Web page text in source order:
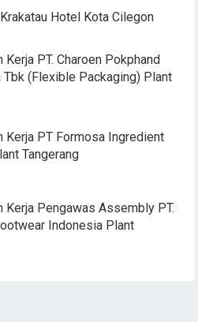
Hotel Kota Cilegon
Kerja PT. Charoen Pokphand
Tbk (Flexible Packaging) Plant
Kerja PT Formosa Ingredient
Tangerang
Kerja Pengawas Assembly PT.
Indonesia Plant